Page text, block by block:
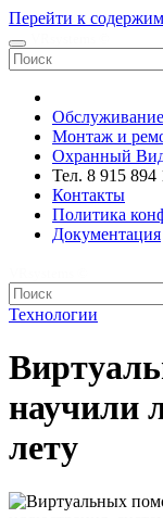
Перейти к
Монтаж и
Охранный
Тел. 8 915 894
Контакты
Политика
Документация
Технологии
научили
лету